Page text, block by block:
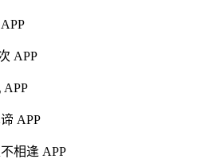
APP
APP
APP
APP
相逢 APP